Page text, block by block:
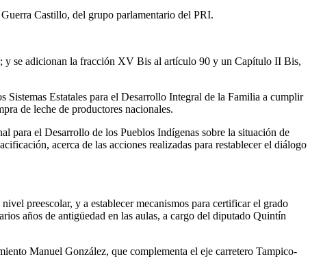
Castillo, del grupo parlamentario del PRI.
se adicionan la fracción XV Bis al artículo 90 y un Capítulo II Bis,
Estatales para el Desarrollo Integral de la Familia a cumplir
de leche de productores nacionales.
para el Desarrollo de los Pueblos Indígenas sobre la situación de
acerca de las acciones realizadas para restablecer el diálogo
preescolar, y a establecer mecanismos para certificar el grado
años de antigüedad en las aulas, a cargo del diputado Quintín
Manuel González, que complementa el eje carretero Tampico-